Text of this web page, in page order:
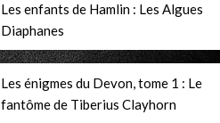
Les enfants de Hamlin : Les Algues
Diaphanes
Les énigmes du Devon, tome 1 : Le
fantôme de Tiberius Clayhorn